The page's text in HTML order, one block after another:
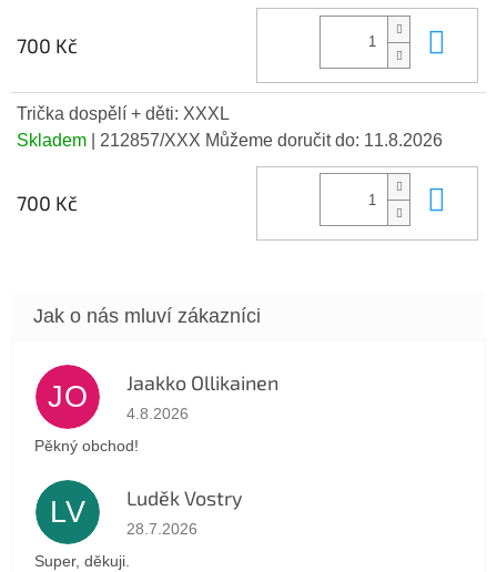
700 Kč
Trička dospělí + děti: XXXL
Skladem
| 212857/XXX Můžeme doručit do: 11.8.2026
700 Kč
JO Jaakko Ollikainen
Hodnocení obchodu je 5 z 5 hvězdiček.
4.8.2026
Pěkný obchod!
LV Luděk Vostry
Hodnocení obchodu je 5 z 5 hvězdiček.
28.7.2026
Super, děkuji.